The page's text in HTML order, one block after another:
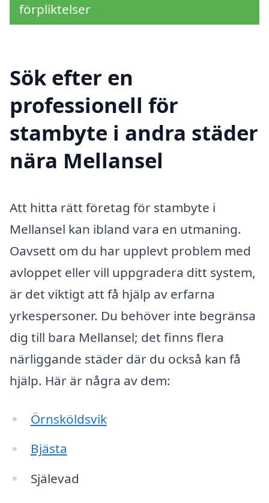
förpliktelser
Sök efter en
professionell för
stambyte i andra städer
nära Mellansel
Att hitta rätt företag för stambyte i
Mellansel kan ibland vara en utmaning.
Oavsett om du har upplevt problem med
avloppet eller vill uppgradera ditt system,
är det viktigt att få hjälp av erfarna
yrkespersoner. Du behöver inte begränsa
dig till bara Mellansel; det finns flera
närliggande städer där du också kan få
hjälp. Här är några av dem:
Örnsköldsvik
Bjästa
Själevad